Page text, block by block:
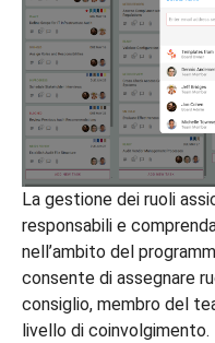
La gestione dei ruoli
responsabili e
nell’ambito del
consente di assegnare
consiglio, membro del
livello di coinvolgimento.